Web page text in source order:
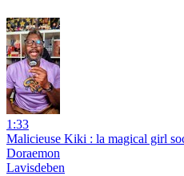
1:33
Malicieuse Kiki : la magical girl
Doraemon
Lavisdeben